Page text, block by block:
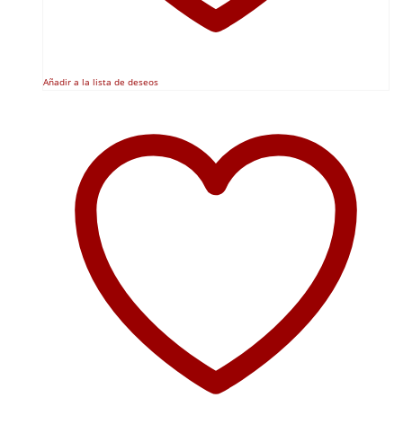
Añadir a la lista de deseos